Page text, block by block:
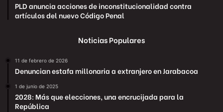
PLD anuncia acciones de inconstitucionalidad contra
artículos del nuevo Código Penal
Noticias Populares
11 de febrero de 2026
Denuncian estafa millonaria a extranjero en Jarabacoa
1 de junio de 2025
2028: Más que elecciones, una encrucijada para la
República